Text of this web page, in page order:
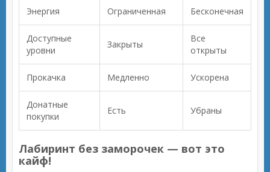
Энергия Ограниченная Бесконечная
Доступные
уровни
Закрыты
Все
открыты
Прокачка Медленно Ускорена
Донатные
покупки
Есть Убраны
Лабиринт без заморочек — вот это
кайф!